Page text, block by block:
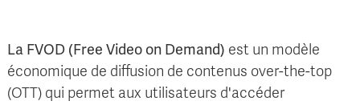
La FVOD (Free Video on Demand) est un modèle
économique de diffusion de contenus over-the-top
(OTT) qui permet aux utilisateurs d'accéder